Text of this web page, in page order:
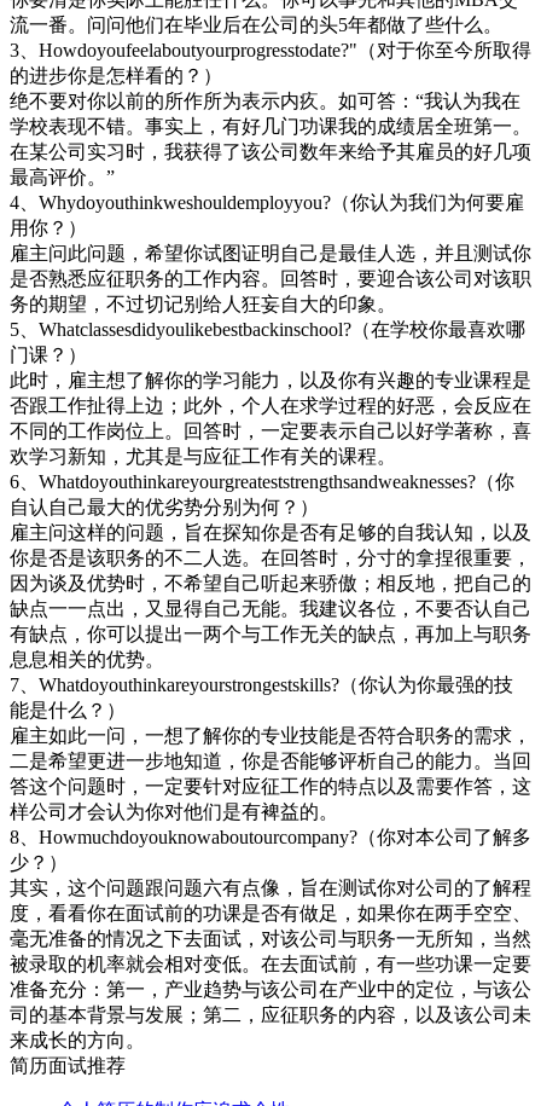
流一番。问问他们在毕业后在公司的头5年都做了些什么。
3、Howdoyoufeelaboutyourprogresstodate?"（对于你至今所取得
的进步你是怎样看的？）
绝不要对你以前的所作所为表示内疚。如可答：“我认为我在
学校表现不错。事实上，有好几门功课我的成绩居全班第一。
在某公司实习时，我获得了该公司数年来给予其雇员的好几项
最高评价。”
4、Whydoyouthinkweshouldemployyou?（你认为我们为何要雇
用你？）
雇主问此问题，希望你试图证明自己是最佳人选，并且测试你
是否熟悉应征职务的工作内容。回答时，要迎合该公司对该职
务的期望，不过切记别给人狂妄自大的印象。
5、Whatclassesdidyoulikebestbackinschool?（在学校你最喜欢哪
门课？）
此时，雇主想了解你的学习能力，以及你有兴趣的专业课程是
否跟工作扯得上边；此外，个人在求学过程的好恶，会反应在
不同的工作岗位上。回答时，一定要表示自己以好学著称，喜
欢学习新知，尤其是与应征工作有关的课程。
6、Whatdoyouthinkareyourgreateststrengthsandweaknesses?（你
自认自己最大的优劣势分别为何？）
雇主问这样的问题，旨在探知你是否有足够的自我认知，以及
你是否是该职务的不二人选。在回答时，分寸的拿捏很重要，
因为谈及优势时，不希望自己听起来骄傲；相反地，把自己的
缺点一一点出，又显得自己无能。我建议各位，不要否认自己
有缺点，你可以提出一两个与工作无关的缺点，再加上与职务
息息相关的优势。
7、Whatdoyouthinkareyourstrongestskills?（你认为你最强的技
能是什么？）
雇主如此一问，一想了解你的专业技能是否符合职务的需求，
二是希望更进一步地知道，你是否能够评析自己的能力。当回
答这个问题时，一定要针对应征工作的特点以及需要作答，这
样公司才会认为你对他们是有裨益的。
8、Howmuchdoyouknowaboutourcompany?（你对本公司了解多
少？）
其实，这个问题跟问题六有点像，旨在测试你对公司的了解程
度，看看你在面试前的功课是否有做足，如果你在两手空空、
毫无准备的情况之下去面试，对该公司与职务一无所知，当然
被录取的机率就会相对变低。在去面试前，有一些功课一定要
准备充分：第一，产业趋势与该公司在产业中的定位，与该公
司的基本背景与发展；第二，应征职务的内容，以及该公司未
来成长的方向。
简历面试推荐